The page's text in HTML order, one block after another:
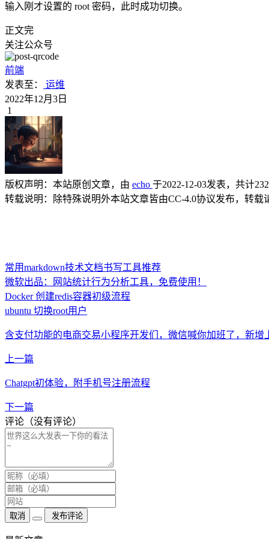
输入刚才设置的 root 密码，此时成功切换。
正文完
关注公众号
前端
发表至：
运维
2022年12月3日
1
版权声明： 本站原创文章，由 echo 于2022-12-03发表，共计232
转载说明：
除特殊说明外本站文章皆由CC-4.0协议发布，转载
常用markdown技术文档书写工具推荐
微软出品：网站统计行为分析工具，免费使用！
Docker 创建redis容器初级流程
ubuntu 切换root用户
含支付功能的电商交易小程序开发们，微信喊你加班了，新增
上一篇
Chatgpt初体验，附手机号注册流程
下一篇
评论（没有评论）
取消 发布评论